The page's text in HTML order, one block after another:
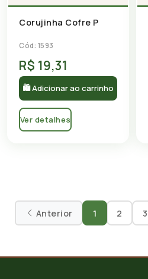
Corujinha Cofre P
Cód: 1593
R$ 19,31
🛍 Adicionar ao carrinho
Ver detalhes
Anterior 1 2 3